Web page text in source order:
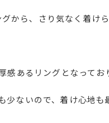
から、さり気なく着け
感あるリングとなって
少ないので、着け心地も